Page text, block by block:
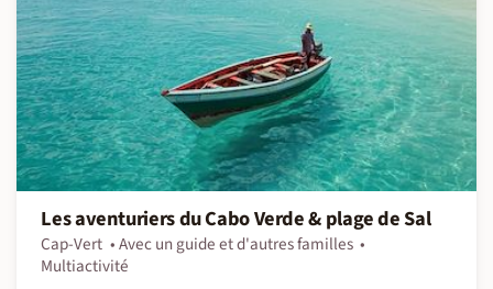
Les aventuriers du Cabo Verde & plage de Sal
Cap-Vert
Avec un guide et d'autres familles
Multiactivité